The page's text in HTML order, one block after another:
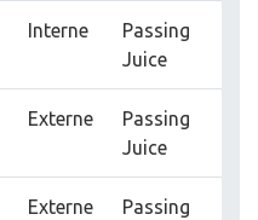
Interne
Passing
Juice
Externe
Passing
Juice
Externe
Passing